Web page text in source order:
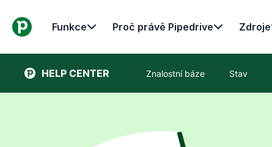
Funkce Proč právě Pipedrive Zdroje
HELP CENTER Znalostní báze Stav